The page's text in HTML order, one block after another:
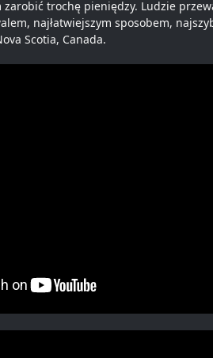
zarobić trochę pieniędzy. Ludzie
najłatwiejszym sposobem,
Scotia, Canada.